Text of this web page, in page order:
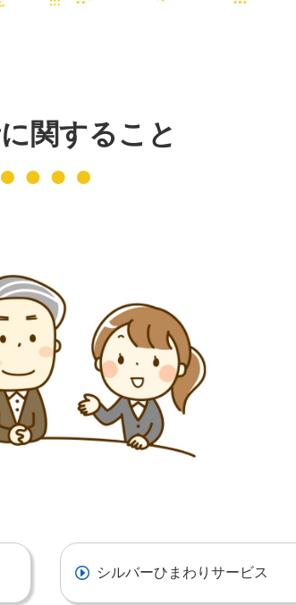
基金
関すること
シルバーひまわりサービス